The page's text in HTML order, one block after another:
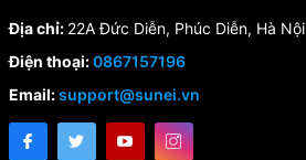
Địa chỉ: 22A Đức Diễn, Phúc Diễn, Hà Nội
Điện thoại:0867157196
Email:support@sunei.vn